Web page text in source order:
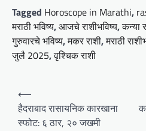
Tagged Horoscope in Marathi,
मराठी भविष्य,आजचे राशीभविष्य,कन्या
गुरुवारचे भविष्य,मकर राशी,मराठी
जुलै 2025,वृश्चिक राशी
o
⟵
हैदराबाद रासायनिक कारखाना
स्फोट: ६ ठार, २० जखमी